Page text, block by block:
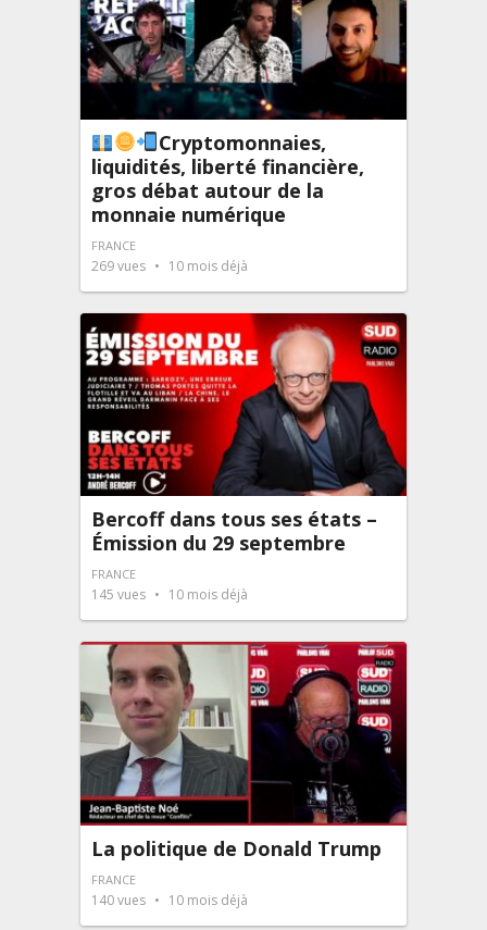
Cryptomonnaies,
liquidités, liberté financière,
gros débat autour de la
monnaie numérique
FRANCE
269vues 10 mois déjà
Bercoff dans tous ses états –
Émission du 29 septembre
FRANCE
145 vues 10 mois déjà
La politique de Donald Trump
FRANCE
140vues 10 mois déjà